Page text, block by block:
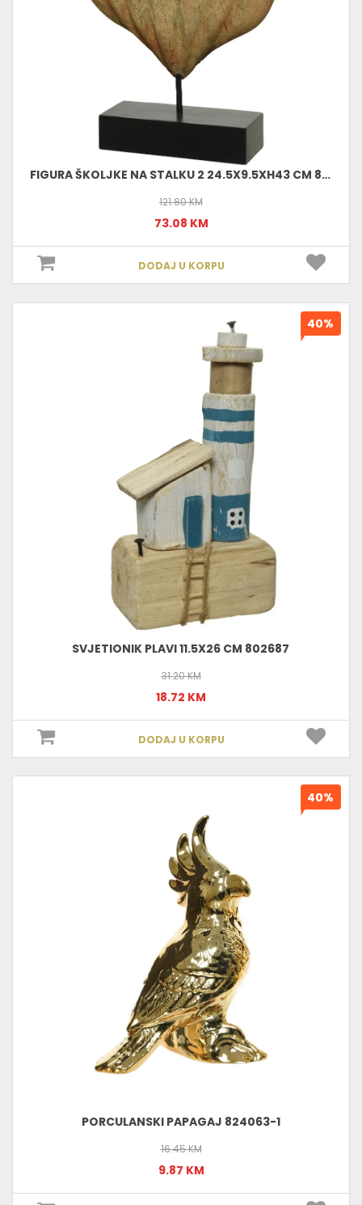
FIGURA ŠKOLJKE NA STALKU 2 24.5X9.5XH43 CM 803013
121.80 KM
73.08 KM
DODAJ U KORPU
SVJETIONIK PLAVI 11.5X26 CM 802687
31.20 KM
18.72 KM
DODAJ U KORPU
40%
PORCULANSKI PAPAGAJ 824063-1
16.45 KM
9.87 KM
40%